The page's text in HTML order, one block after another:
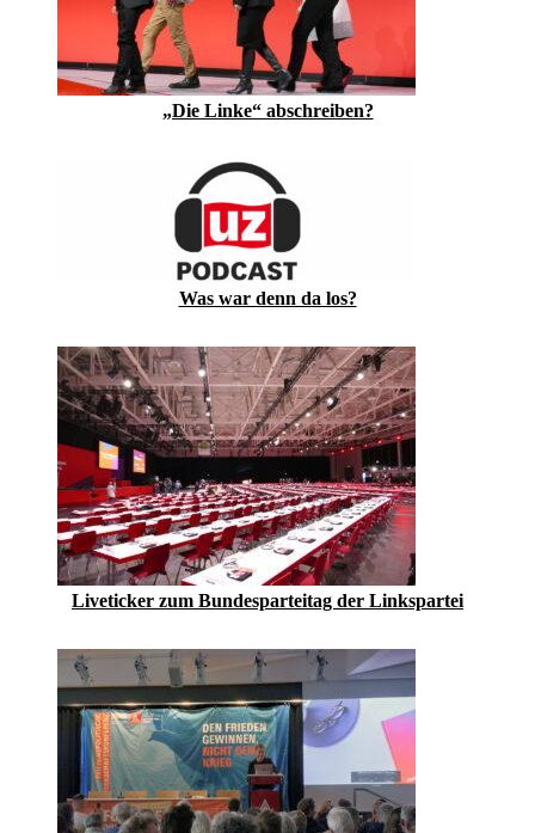
„Die Linke“ abschreiben?
Was war denn da los?
Liveticker zum Bundesparteitag der Linkspartei